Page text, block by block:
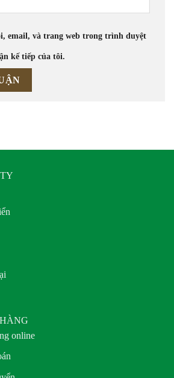
email, và trang web trong trình duyệt
kế tiếp của tôi.
online